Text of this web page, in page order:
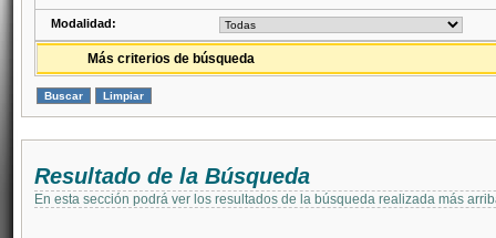
Modalidad:
Más criterios de búsqueda
Resultado de la Búsqueda
En esta sección podrá ver los resultados de la búsqueda realizada más